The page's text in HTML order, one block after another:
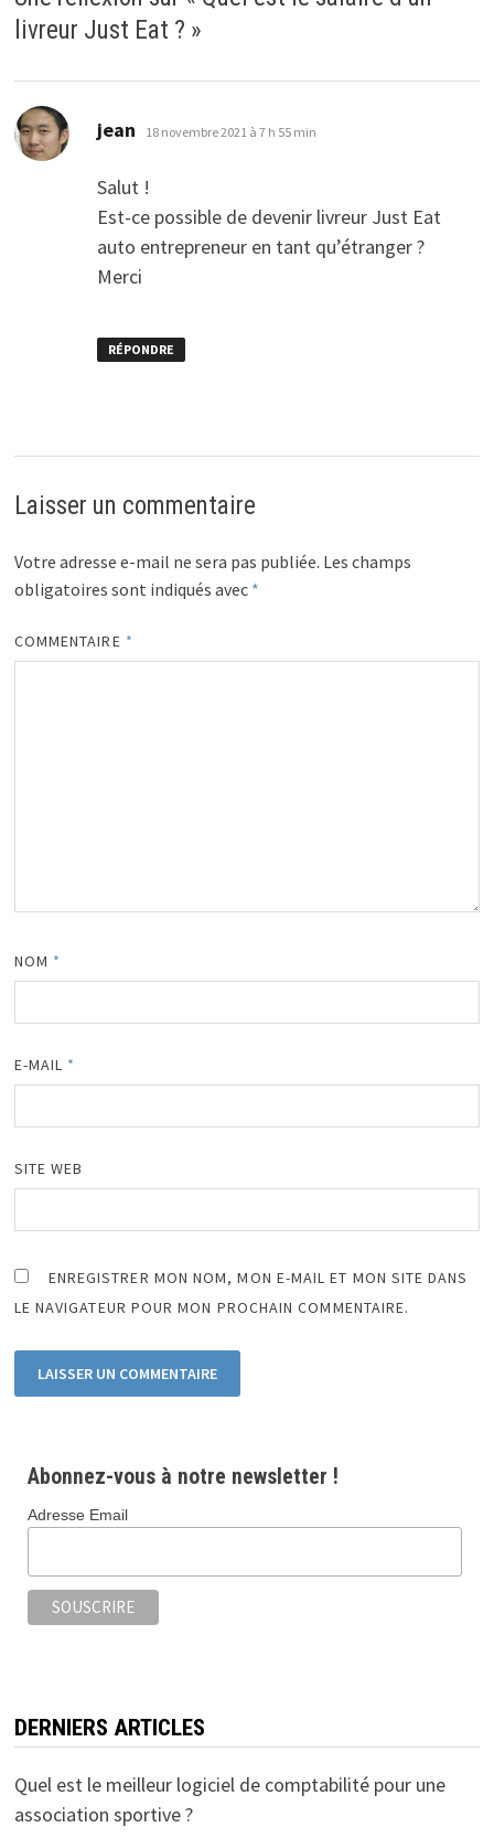
livreur Just Eat ? »
jean dit :
18 novembre 2021 à 7 h 55 min
Salut !
Est-ce possible de devenir livreur Just Eat
auto entrepreneur en tant qu’étranger ?
Merci
RÉPONDRE
Laisser un commentaire
Votre adresse e-mail ne sera pas publiée. Les champs
obligatoires sont indiqués avec *
COMMENTAIRE *
NOM *
E-MAIL *
SITE WEB
ENREGISTRER MON NOM, MON E-MAIL ET MON SITE DANS
LE NAVIGATEUR POUR MON PROCHAIN COMMENTAIRE.
Abonnez-vous à notre newsletter !
Adresse Email
DERNIERS ARTICLES
Quel est le meilleur logiciel de comptabilité pour une
association sportive ?